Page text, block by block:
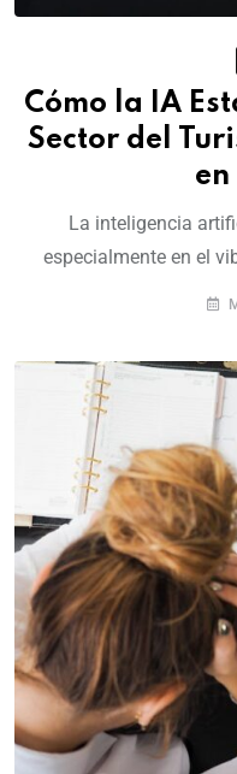
Cómo la IA
Sector del
en
La inteligencia
especialmente en el